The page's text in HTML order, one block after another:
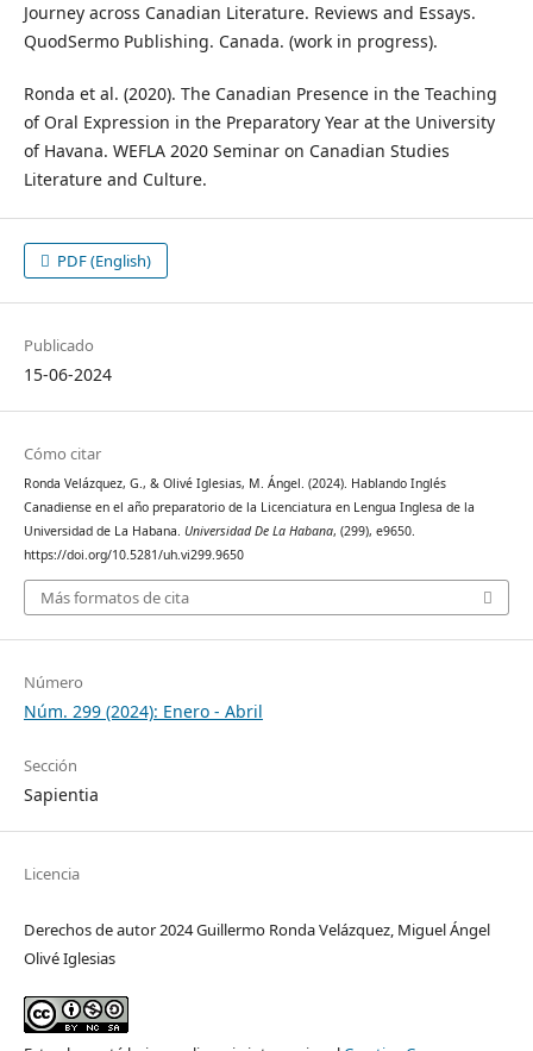
Journey across Canadian Literature. Reviews and Essays.
QuodSermo Publishing. Canada. (work in progress).
Ronda et al. (2020). The Canadian Presence in the Teaching
of Oral Expression in the Preparatory Year at the University
of Havana. WEFLA 2020 Seminar on Canadian Studies
Literature and Culture.
PDF (English)
Publicado
15-06-2024
Cómo citar
Ronda Velázquez, G., & Olivé Iglesias, M. Ángel. (2024). Hablando Inglés
Canadiense en el año preparatorio de la Licenciatura en Lengua Inglesa de la
Universidad de La Habana. Universidad De La Habana, (299), e9650.
https://doi.org/10.5281/uh.vi299.9650
Más formatos de cita
Número
Núm. 299 (2024): Enero - Abril
Sección
Sapientia
Licencia
Derechos de autor 2024 Guillermo Ronda Velázquez, Miguel Ángel
Olivé Iglesias